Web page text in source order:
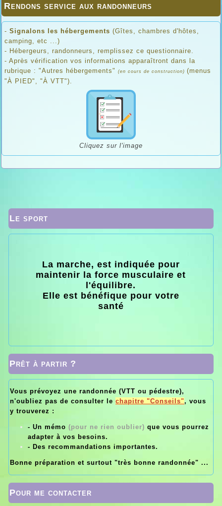
Rendons service aux randonneurs
- Signalons les hébergements (Gîtes, chambres d'hôtes,
camping, etc ...)
- Hébergeurs, randonneurs, remplissez ce questionnaire.
- Après vérification vos informations apparaîtront dans la
rubrique : "Autres hébergements"
(en cours de construction) (menus
"À PIED", "À VTT").
Cliquez sur l'image
Le sport
La marche, est indiquée pour
maintenir la force musculaire et
l'équilibre.
Elle est bénéfique pour votre
santé
Prêt à partir ?
Vous prévoyez une randonnée (VTT ou pédestre),
n'oubliez pas de consulter le chapitre "Conseils", vous
y trouverez :
- Un mémo (pour ne rien oublier) que vous pourrez
adapter à vos besoins.
- Des recommandations importantes.
Bonne préparation et surtout "très bonne randonnée" ...
Pour me contacter